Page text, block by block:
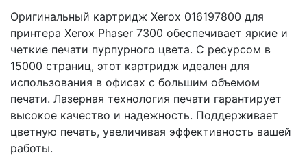
Оригинальный картридж Xerox 016197800 для
принтера Xerox Phaser 7300 обеспечивает яркие и
четкие печати пурпурного цвета. С ресурсом в
15000 страниц, этот картридж идеален для
использования в офисах с большим объемом
печати. Лазерная технология печати гарантирует
высокое качество и надежность. Поддерживает
цветную печать, увеличивая эффективность вашей
работы.